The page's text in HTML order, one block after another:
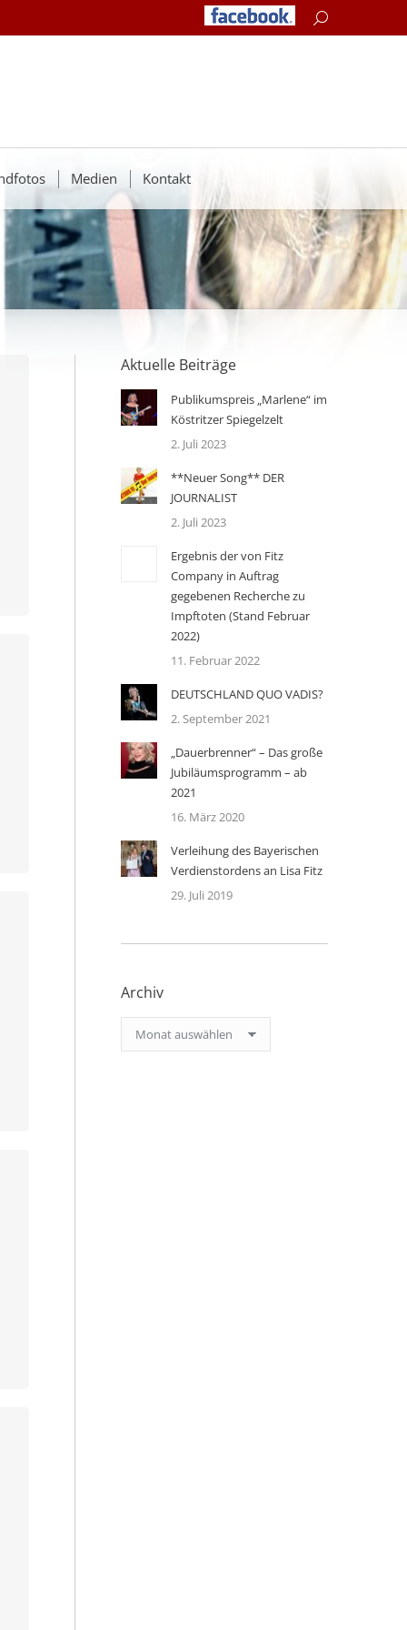
Search:
Medien Kontakt
Aktuelle Beiträge
Publikumspreis „Marlene“ im
Köstritzer Spiegelzelt
2. Juli 2023
**Neuer Song** DER
JOURNALIST
2. Juli 2023
Ergebnis der von Fitz
Company in Auftrag
gegebenen Recherche zu
Impftoten (Stand Februar
2022)
11. Februar 2022
DEUTSCHLAND QUO VADIS?
2. September 2021
„Dauerbrenner“ – Das große
Jubiläumsprogramm – ab
2021
16. März 2020
Verleihung des Bayerischen
Verdienstordens an Lisa Fitz
29. Juli 2019
Archiv
Archiv